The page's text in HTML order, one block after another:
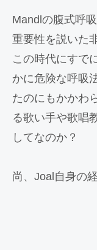
Mandlの腹式呼
重要性を説いた
この時代にすで
かに危険な呼吸
たのにもかかわ
る歌い手や歌唱
してなのか？
尚、Joal自身の